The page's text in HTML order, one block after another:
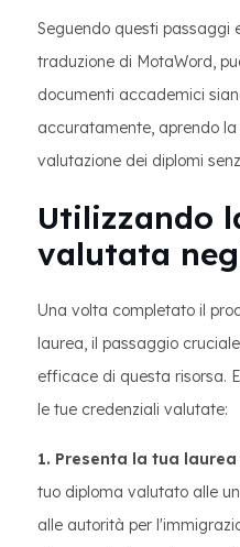
Seguendo questi passaggi
traduzione di MotaWord,
documenti accademici
accuratamente, aprendo
valutazione dei diplomi
Utilizzando
valutata
Una volta completato il
laurea, il passaggio
efficace di questa risorsa.
le tue credenziali valutate:
1. Presenta la tua
tuo diploma valutato alle
alle autorità per